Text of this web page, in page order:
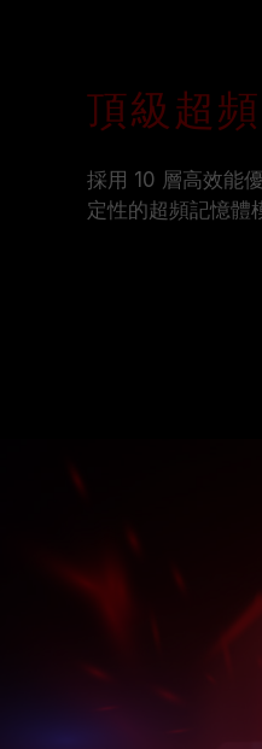
頂級超頻
採用 10 層高效能
定性的超頻記憶體